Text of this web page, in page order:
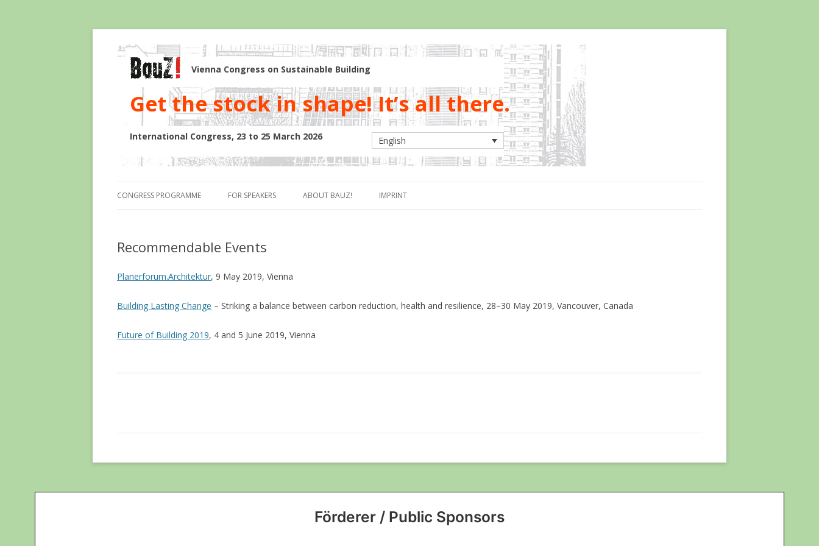
Vienna Congress on Sustainable Building
Get the stock in shape! It’s all there.
International Congress, 23 to 25 March 2026 English
CONGRESS PROGRAMME FOR SPEAKERS ABOUT BAUZ! IMPRINT
Recommendable Events
Planerforum.Architektur, 9 May 2019, Vienna
Building Lasting Change – Striking a balance between carbon reduction, health and resilience, 28–30 May 2019, Vancouver, Canada
Future of Building 2019, 4 and 5 June 2019, Vienna
Förderer / Public Sponsors